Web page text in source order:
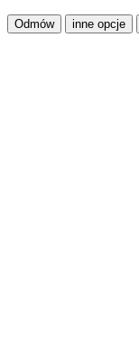
Odmów inne opcje